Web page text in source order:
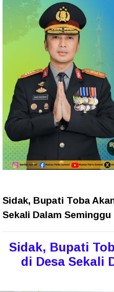
Sidak, Bupati Toba
Sekali Dalam Seminggu
Sidak, Bupati
di Desa Sekali